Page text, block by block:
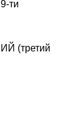
ти
(третий